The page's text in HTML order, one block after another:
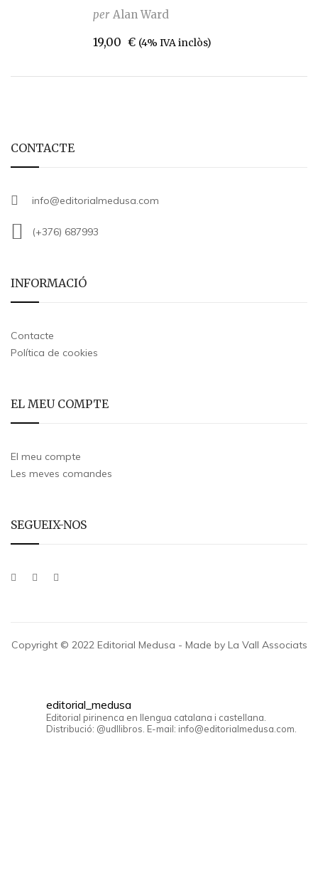
per Alan Ward
19,00 € (4% IVA inclòs)
CONTACTE
info@editorialmedusa.com
(+376) 687993
INFORMACIÓ
Contacte
Política de cookies
EL MEU COMPTE
El meu compte
Les meves comandes
SEGUEIX-NOS
Copyright © 2022 Editorial Medusa - Made by La Vall Associats
editorial_medusa
Editorial pirinenca en llengua catalana i castellana.
Distribució: @udllibros. E-mail: info@editorialmedusa.com.